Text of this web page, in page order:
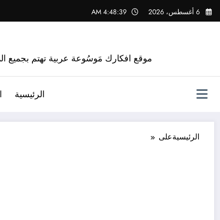
التجاوز
إلى
6 أغسطس، 2026 4:48:40 AM
موقع افكارك مَوسُوعة عربية تهتم بجميع
الرئيسية
الرئيسيةعلى